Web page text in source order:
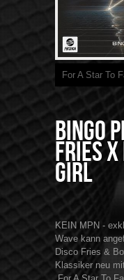
For A Star To
Bingo
Fries x
Girl
KEIN MPN -
Wave kann
Disco Fries &
Klassiker neu